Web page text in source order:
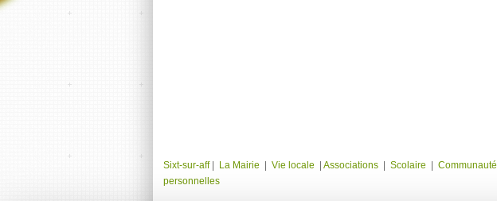
Sixt-sur-aff La Mairie Vie locale Associations Scolaire Communauté
personnelles